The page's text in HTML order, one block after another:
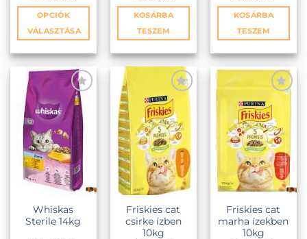
OPCIÓK
VÁLASZTÁSA
a
terméknek
több
variációja
van.
A
változatok
a
termékoldalon
választhatók
ki
KOSÁRBA
TESZEM
KOSÁRBA
TESZEM
KEDVENCEKHEZ
Whiskas
Sterile 14kg
KEDVENCEKHEZ
Friskies cat
csirke ízben
10kg
KEDVENCEKHEZ
Friskies cat
marha ízekben
10kg